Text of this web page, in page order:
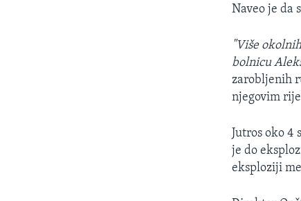
Naveo je da
"Više
bolnicu
zarobljenih
njegovim
Jutros oko 4
je do
eksploziji